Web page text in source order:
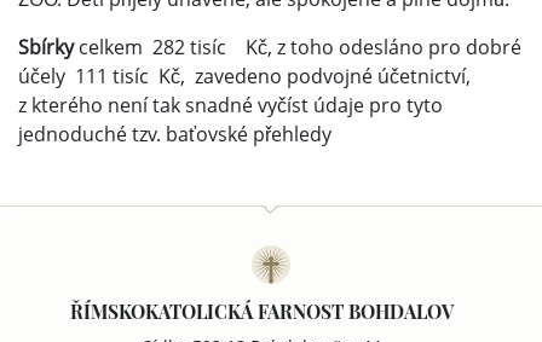
Sbírkycelkem 282 tisíc Kč, z toho odesláno pro dobré
účely 111 tisíc Kč, zavedeno podvojné účetnictví,
z kterého není tak snadné vyčíst údaje pro tyto
jednoduché tzv. baťovské přehledy
ŘÍMSKOKATOLICKÁ FARNOST BOHDALOV